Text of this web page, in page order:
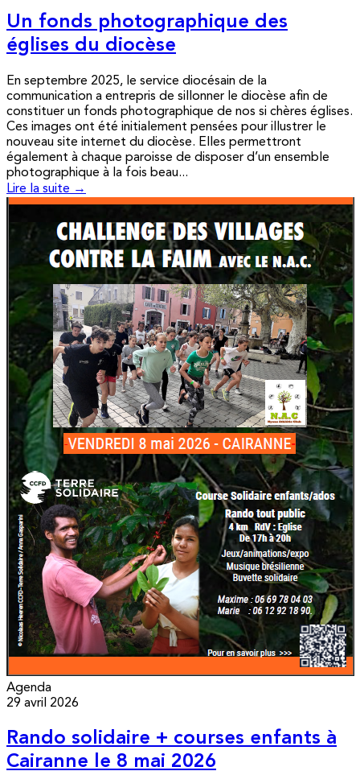
Un fonds photographique des
églises du diocèse
En septembre 2025, le service diocésain de la
communication a entrepris de sillonner le diocèse afin de
constituer un fonds photographique de nos si chères églises.
Ces images ont été initialement pensées pour illustrer le
nouveau site internet du diocèse. Elles permettront
également à chaque paroisse de disposer d’un ensemble
photographique à la fois beau...
Lire la suite →
Agenda
29 avril 2026
Rando solidaire + courses enfants à
Cairanne le 8 mai 2026